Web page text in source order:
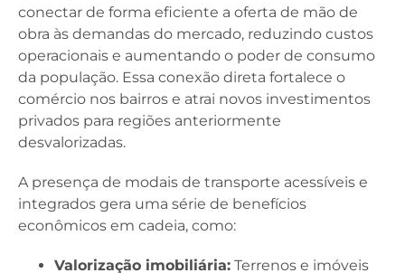
conectar de forma eficiente a oferta de mão de
obra às demandas do mercado, reduzindo custos
operacionais e aumentando o poder de consumo
da população. Essa conexão direta fortalece o
comércio nos bairros e atrai novos investimentos
privados para regiões anteriormente
desvalorizadas.
A presença de modais de transporte acessíveis e
integrados gera uma série de benefícios
econômicos em cadeia, como:
Valorização imobiliária: Terrenos e imóveis